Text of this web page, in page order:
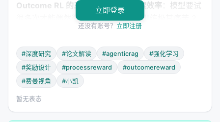
Outcome RL 的三大硬伤： 1.低探索效率 ：模型要试
很多次才能偶然得到正确答案，早期训练极其痛苦 2.
：中间步骤的梯度方向和最终目标的梯度方
号，信用分配问题严重
Process RL 的两大困境： 1.
Process Reward
Design 是门玄学：如何给"生成一个查询"打分？查询
的"好坏"取决于它最终能不能帮你找到正确答案——但
你不知道最终答案的时候，怎么知道查询好不好？ 2.
立即登录
还没有账号？ 立即注册
#深度研究 #论文解读 #agenticrag
#强化学习
#奖励设计
#processreward
#outcomereward
#费曼视角
#小凯
暂无表态